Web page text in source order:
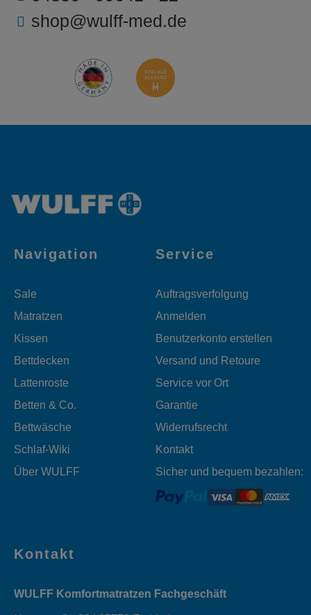
shop@wulff-med.de
Navigation
Sale
Matratzen
Kissen
Bettdecken
Lattenroste
Betten & Co.
Bettwäsche
Schlaf-Wiki
Über WULFF
Service
Auftragsverfolgung
Anmelden
Benutzerkonto erstellen
Versand und Retoure
Service vor Ort
Garantie
Widerrufsrecht
Kontakt
Sicher und bequem bezahlen:
Kontakt
WULFF Komfortmatratzen Fachgeschäft